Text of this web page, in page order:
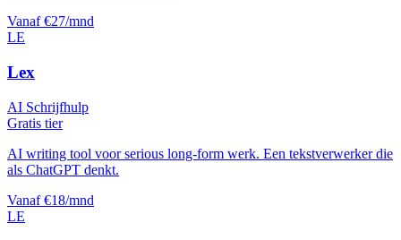
Vanaf €27/mnd
LE
Lex
AI Schrijfhulp
Gratis tier
AI writing tool voor serious long-form werk. Een tekstverwerker die
als ChatGPT denkt.
Vanaf €18/mnd
LE